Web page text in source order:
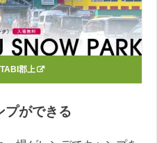
郡上
プができる